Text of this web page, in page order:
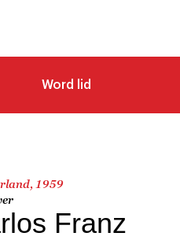
Word lid
1959
Franz